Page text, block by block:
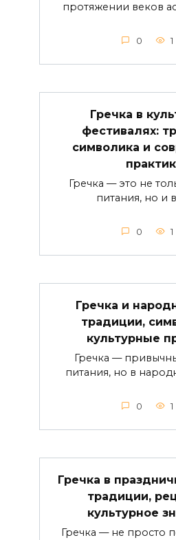
протяжении веков
0 1
Гречка в
фестивалях:
символика и
Гречка — это не
питания, но и
0 1
Гречка и
традиции,
культурные
Гречка —
питания, но в
0 1
Гречка в
традиции,
культурное
Гречка — не просто